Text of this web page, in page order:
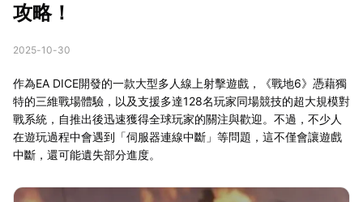
攻略！
2025-10-30
作為EA DICE開發的一款大型多人線上射擊遊戲，《戰地6》憑藉獨
特的三維戰場體驗，以及支援多達128名玩家同場競技的超大規模對
戰系統，自推出後迅速獲得全球玩家的關注與歡迎。不過，不少人
在遊玩過程中會遇到「伺服器連線中斷」等問題，這不僅會讓遊戲
中斷，還可能遺失部分進度。